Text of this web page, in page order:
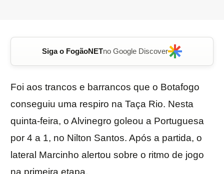
Siga o FogãoNETno Google Discover
Foi aos trancos e barrancos que o Botafogo
conseguiu uma respiro na Taça Rio. Nesta
quinta-feira, o Alvinegro goleou a Portuguesa
por 4 a 1, no Nilton Santos. Após a partida, o
lateral Marcinho alertou sobre o ritmo de jogo